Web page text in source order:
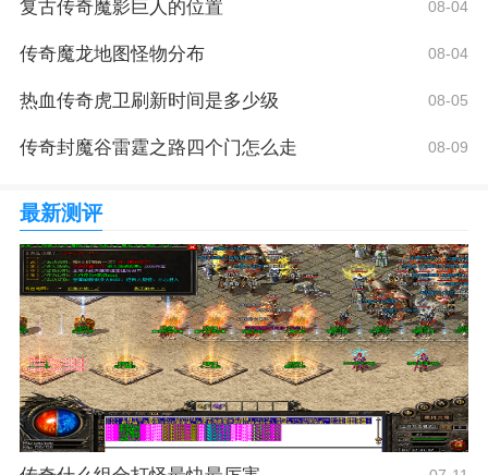
复古传奇魔影巨人的位置 08-04
传奇魔龙地图怪物分布 08-04
热血传奇虎卫刷新时间是多少级 08-05
传奇封魔谷雷霆之路四个门怎么走 08-09
最新测评